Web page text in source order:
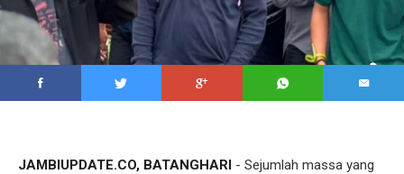
JAMBIUPDATE.CO, BATANGHARI - Sejumlah massa yang